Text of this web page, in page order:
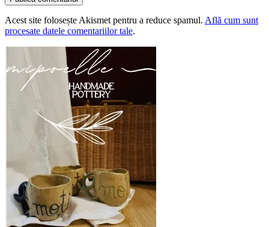
Acest site folosește Akismet pentru a reduce spamul. Află cum sunt
procesate datele comentariilor tale.